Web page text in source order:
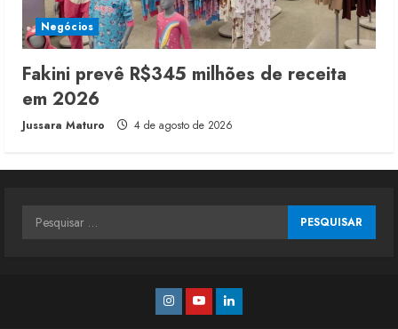
Negócios
Fakini prevê R$345 milhões de receita
em 2026
Jussara Maturo 4 de agosto de 2026
Pesquisar
Instagram
YoutubeLinkedin